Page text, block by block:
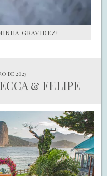
GRAVIDEZ!
de 2023
& FELIPE